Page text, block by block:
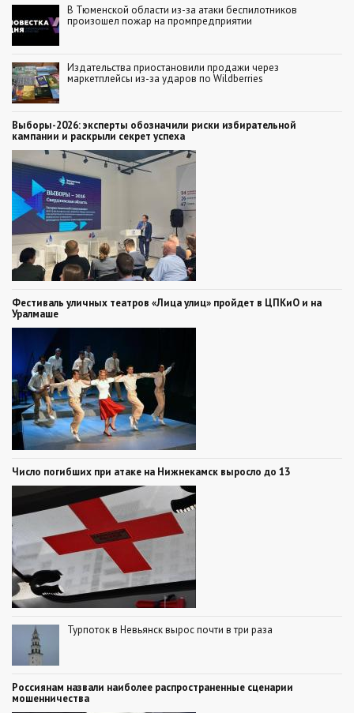
В Тюменской области из-за атаки беспилотников
произошел пожар на промпредприятии
Издательства приостановили продажи через
маркетплейсы из-за ударов по Wildberries
Выборы-2026: эксперты обозначили риски избирательной
кампании и раскрыли секрет успеха
Фестиваль уличных театров «Лица улиц» пройдет в ЦПКиО и на
Уралмаше
Число погибших при атаке на Нижнекамск выросло до 13
Турпоток в Невьянск вырос почти в три раза
Россиянам назвали наиболее распространенные сценарии
мошенничества